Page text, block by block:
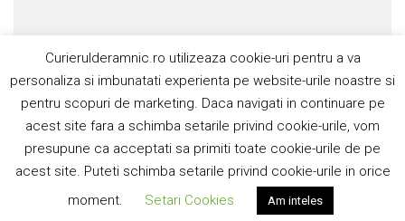
©2006-2020 Silviu Popescu. Toate drepturile rezervate. ISSN:
1842-4589
Curierulderamnic.ro utilizeaza cookie-uri pentru a va
personaliza si imbunatati experienta pe website-urile noastre si
pentru scopuri de marketing. Daca navigati in continuare pe
acest site fara a schimba setarile privind cookie-urile, vom
presupune ca acceptati sa primiti toate cookie-urile de pe
acest site. Puteti schimba setarile privind cookie-urile in orice
moment.
Setari Cookies Am inteles